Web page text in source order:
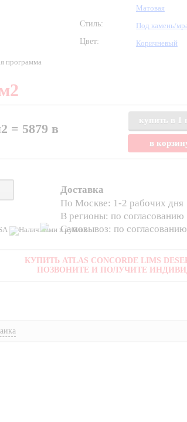
Матовая
Стиль:
Под камень/
Цвет:
Коричневый
программа
= 5879 в
купить в 1
в
Доставка
По Москве: 1-2 рабочих дня
В регионы: по согласованию
Самовывоз: по согласованию
КУПИТЬ ATLAS CONCORDE LIMS
ПОЗВОНИТЕ И ПОЛУЧИТЕ